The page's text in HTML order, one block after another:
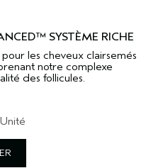
SYSTÈME RICHE
les cheveux clairsemés
notre complexe
des follicules.